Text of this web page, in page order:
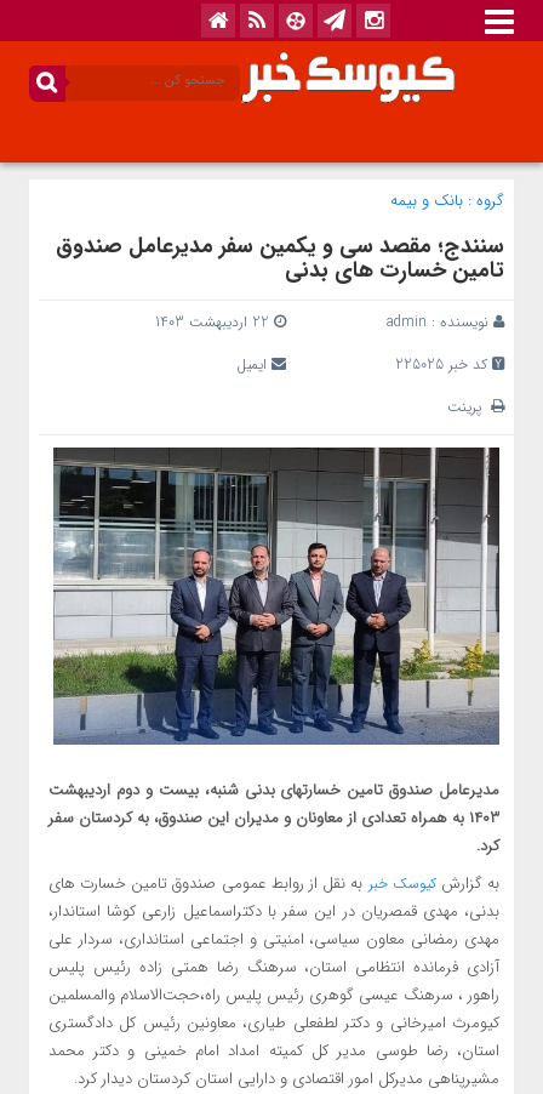
گروه : بانک‌ و بیمه
سنندج؛ مقصد سی و یکمین سفر مدیرعامل صندوق
تامین خسارت های بدنی
نویسنده : admin
کد خبر 225025
ایمیل
پرینت
مدیرعامل صندوق تامین خسارتهای بدنی شنبه، بیست و دوم اردیبهشت
۱۴۰۳ به همراه تعدادی از معاونان و مدیران این صندوق، به کردستان سفر
کرد.
به گزارشکیوسک خبر به نقل از روابط عمومی صندوق تامین خسارت های
بدنی، مهدی قمصریان در این سفر با دکتراسماعیل زارعی کوشا استاندار،
مهدی رمضانی معاون سیاسی، امنیتی و اجتماعی استانداری، سردار علی
آزادی فرمانده انتظامی استان، سرهنگ رضا همتی زاده رئیس پلیس
راهور ، سرهنگ عیسی گوهری رئیس پلیس راه،حجت‌الاسلام والمسلمین
کیومرث امیرخانی و دکتر لطفعلی طیاری، معاونین رئیس کل دادگستری
استان، رضا طوسی مدیر کل کمیته امداد امام خمینی و دکتر محمد
مشیرپناهی مدیرکل امور اقتصادی و دارایی استان کردستان دیدار کرد.